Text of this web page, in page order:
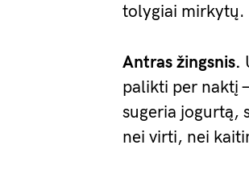
tolygiai mirkytų.
Antras žingsnis.
palikti per naktį
sugeria jogurtą,
nei virti, nei